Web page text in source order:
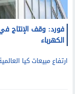
فورد: وقف الإنتاج
الكهرباء
ارتفاع مبيعات كيا العالمية بنسبة 13.4%